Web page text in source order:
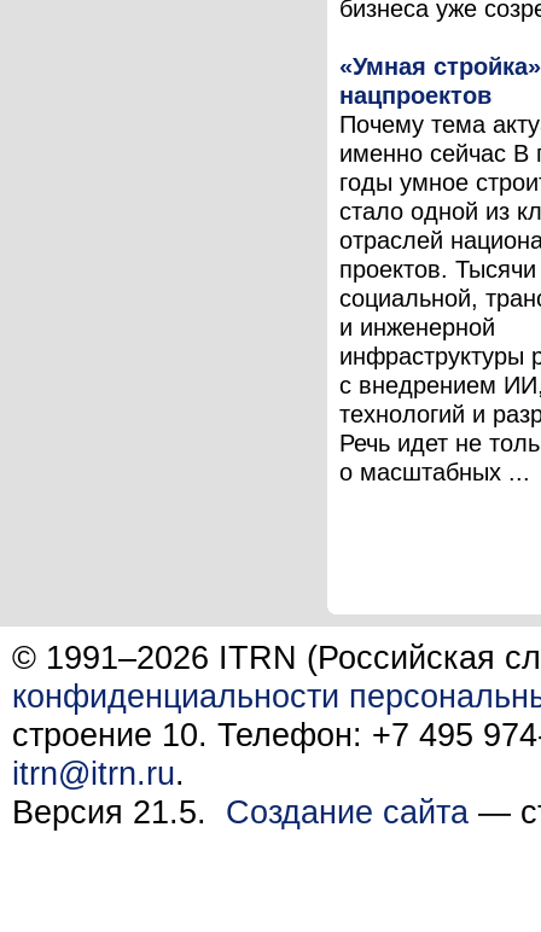
бизнеса уже
«Умная
нацпроектов
Почему тема
именно сейчас В
годы умное
стало одной из
отраслей
проектов.
социальной,
и инженерной
инфраструктуры
с внедрением
технологий и
Речь идет не
о масштабных ...
© 1991–2026 ITRN (Российская
конфиденциальности
строение 10. Телефон: +7 495
itrn@itrn.ru.
Версия 21.5. Создание сайта —